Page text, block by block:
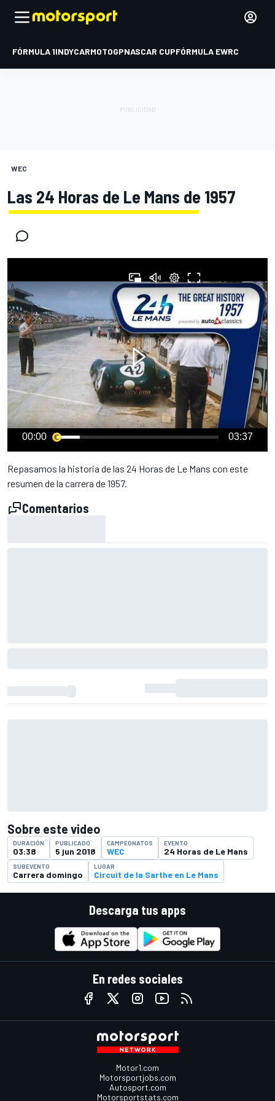
FÓRMULA 1INDYCARMOTOGPNASCAR CUPFÓRMULA EWRC
WEC
Las 24 Horas de Le Mans de 1957
00:00 03:37
Repasamos la historia de las 24 Horas de Le Mans con este
resumen de la carrera de 1957.
Comentarios
Sobre este video
DURACIÓN
03:38
PUBLICADO
5 jun 2018
CAMPEONATOS
WEC
EVENTO
24 Horas de Le Mans
SUBEVENTO
Carrera domingo
LUGAR
Circuit de la Sarthe en Le Mans
Descarga tus apps
En redes sociales
Motor1.com
Motorsportjobs.com
Autosport.com
Motorsportstats.com